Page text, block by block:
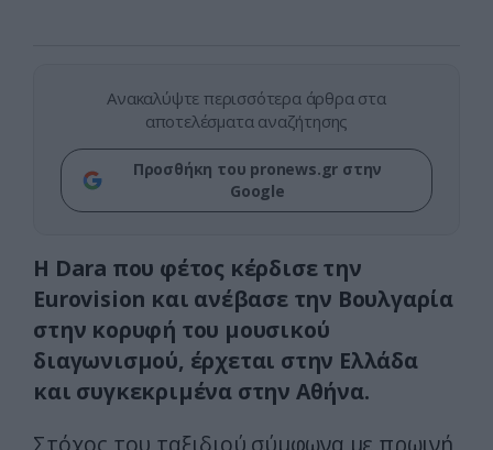
Ανακαλύψτε περισσότερα άρθρα στα
αποτελέσματα αναζήτησης
Προσθήκη του pronews.gr στην
Google
Η Dara που φέτος κέρδισε την
Eurovision και ανέβασε την Βουλγαρία
στην κορυφή του μουσικού
διαγωνισμού, έρχεται στην Ελλάδα
και συγκεκριμένα στην Αθήνα.
Στόχος του ταξιδιού σύμφωνα με πρωινή